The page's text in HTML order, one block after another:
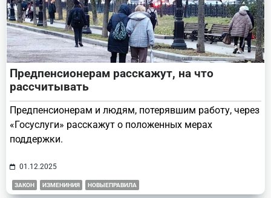
Предпенсионерам расскажут, на что
рассчитывать
Предпенсионерам и людям, потерявшим работу, через
«Госуслуги» расскажут о положенных мерах
поддержки.
01.12.2025
ЗАКОН ИЗМЕНИНИЯ НОВЫЕПРАВИЛА